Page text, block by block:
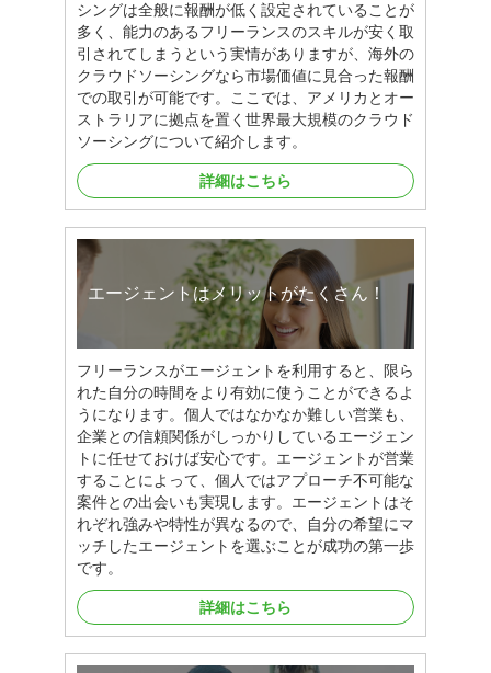
シングは全般に報酬が低く設定されていることが
多く、能力のあるフリーランスのスキルが安く取
引されてしまうという実情がありますが、海外の
クラウドソーシングなら市場価値に見合った報酬
での取引が可能です。ここでは、アメリカとオー
ストラリアに拠点を置く世界最大規模のクラウド
ソーシングについて紹介します。
詳細はこちら
エージェントはメリットがたくさん！
フリーランスがエージェントを利用すると、限ら
れた自分の時間をより有効に使うことができるよ
うになります。個人ではなかなか難しい営業も、
企業との信頼関係がしっかりしているエージェン
トに任せておけば安心です。エージェントが営業
することによって、個人ではアプローチ不可能な
案件との出会いも実現します。エージェントはそ
れぞれ強みや特性が異なるので、自分の希望にマ
ッチしたエージェントを選ぶことが成功の第一歩
です。
詳細はこちら